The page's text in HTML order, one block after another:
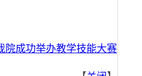
成功举办教学技能大赛